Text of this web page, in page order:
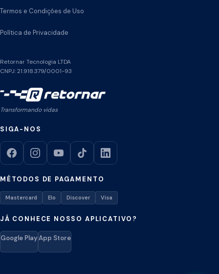
Termos e Condições de Uso
Política de Privacidade
Retornar Tecnologia LTDA
CNPJ: 21.918.379/0001-93
Transformando vidas
SIGA-NOS
MÉTODOS DE PAGAMENTO
Mastercard Elo Discover Visa
JÁ CONHECE NOSSO APLICATIVO?
Google PlayApp Store